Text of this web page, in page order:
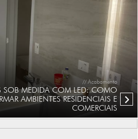
// Acabamento
SOB MEDIDA COM LED: COMO
AMBIENTES RESIDENCIAIS E
COMERCIAIS